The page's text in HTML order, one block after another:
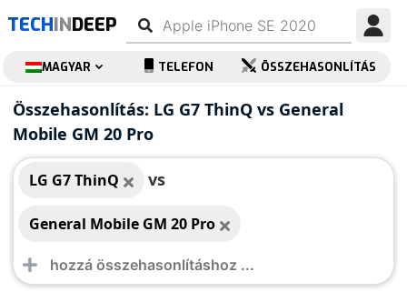
TECHINDEEP
MAGYAR TELEFON ÖSSZEHASONLÍTÁS
Összehasonlítás: LG G7 ThinQ vs General
Mobile GM 20 Pro
LG G7 ThinQ vs
General Mobile GM 20 Pro
LG G7 ThinQ
General Mobile GM
20 Pro